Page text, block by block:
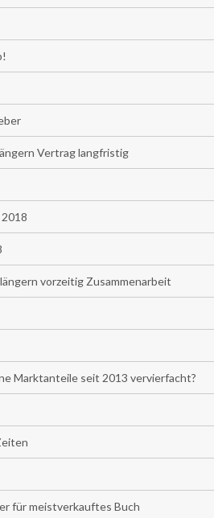
Vertrag langfristig
vorzeitig Zusammenarbeit
Marktanteile seit 2013 vervierfacht?
für meistverkauftes Buch